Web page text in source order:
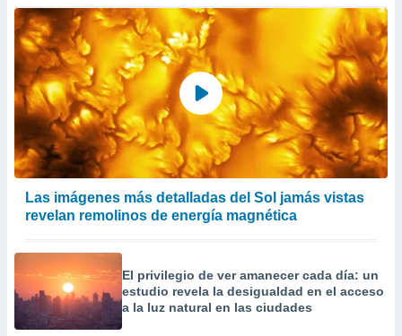
Las imágenes más detalladas del Sol jamás vistas
revelan remolinos de energía magnética
El privilegio de ver amanecer cada día: un
estudio revela la desigualdad en el acceso
a la luz natural en las ciudades